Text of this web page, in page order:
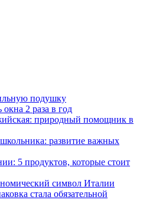
подушку
2 раза в год
природный помощник в
развитие важных
5 продуктов, которые стоит
символ Италии
стала обязательной